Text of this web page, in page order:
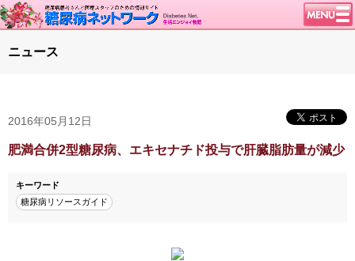
談話室BBS
糖尿病のきほん
特集・連載 一覧へ
1型ライフ
ニュース
2016年05月12日
肥満合併2型糖尿病、エキセナチド投与で肝臓脂肪量が減少
キーワード
糖尿病リソースガイド